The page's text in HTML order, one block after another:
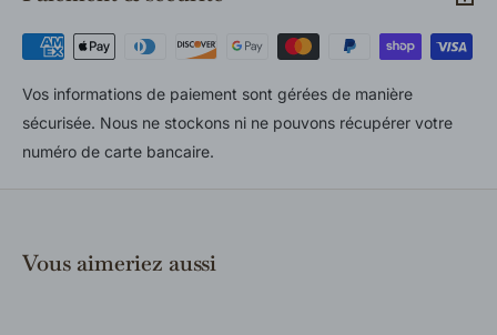
Vos informations de paiement sont gérées de manière
sécurisée. Nous ne stockons ni ne pouvons récupérer votre
numéro de carte bancaire.
Vous aimeriez aussi